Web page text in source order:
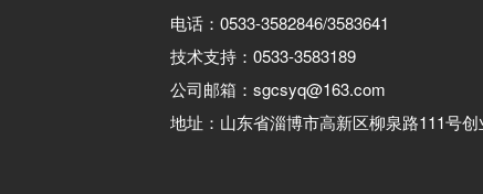
电话：0533-3582846/3583641
技术支持：0533-3583189
公司邮箱：sgcsyq@163.com
地址：山东省淄博市高新区柳泉路111号